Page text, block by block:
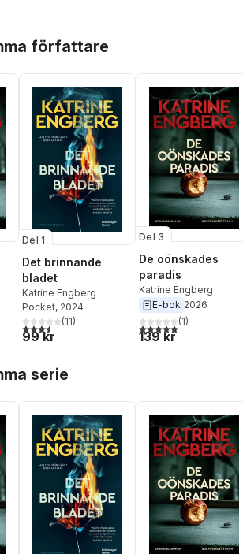
författare
antal röster:
Del 1
Det brinnande
bladet
Katrine Engberg
Pocket, 2024
3,5utav 5 stjärnor. Totalt antal röster:
(11)
99 kr
Del 3
De oönskades
paradis
Katrine Engberg
E-bok 2026
5,0utav 5 stjärnor.
(1)
139 kr
serie